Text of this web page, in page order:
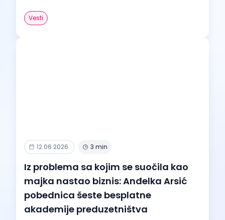
Vesti
12.06.2026. 3 min
Iz problema sa kojim se suočila kao
majka nastao biznis: Anđelka Arsić
pobednica šeste besplatne
akademije preduzetništva